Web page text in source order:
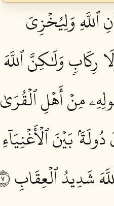
ٱللَّهِ وَلِيُخۡزِيَ
رِكَابٖ وَلَٰكِنَّ ٱللَّهَ
مِنۡ أَهۡلِ ٱلۡقُرَىٰ
بَيۡنَ ٱلۡأَغۡنِيَآءِ
شَدِيدُ ٱلۡعِقَابِ ٧